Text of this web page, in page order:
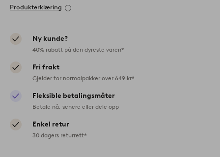
Produkterklæring
Ny kunde?
40% rabatt på den dyreste varen*
Fri frakt
Gjelder for normalpakker over 649 kr*
Fleksible betalingsmåter
Betale nå, senere eller dele opp
Enkel retur
30 dagers returrett*